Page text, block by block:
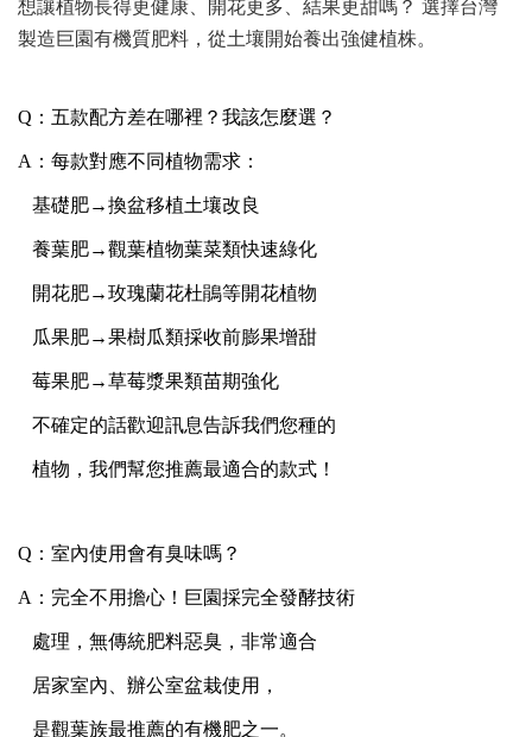
想讓植物長得更健康、開花更多、結果更甜嗎？ 選擇台灣
製造巨園有機質肥料，從土壤開始養出強健植株。
Q：五款配方差在哪裡？我該怎麼選？
A：每款對應不同植物需求：
基礎肥→換盆移植土壤改良
養葉肥→觀葉植物葉菜類快速綠化
開花肥→玫瑰蘭花杜鵑等開花植物
瓜果肥→果樹瓜類採收前膨果增甜
莓果肥→草莓漿果類苗期強化
不確定的話歡迎訊息告訴我們您種的
植物，我們幫您推薦最適合的款式！
Q：室內使用會有臭味嗎？
A：完全不用擔心！巨園採完全發酵技術
處理，無傳統肥料惡臭，非常適合
居家室內、辦公室盆栽使用，
是觀葉族最推薦的有機肥之一。